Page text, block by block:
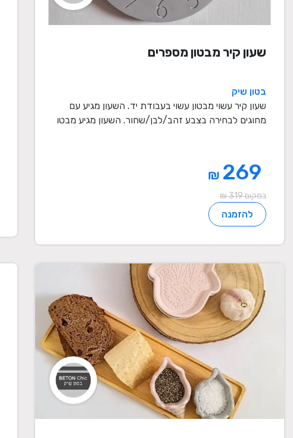
שעון קיר מבטון מספרים
בטון שיק
שעון קיר עשוי מבטון עשוי בעבודת יד. השעון מגיע עם
מחוגים לבחירה בצבע זהב/לבן/שחור. השעון מגיע מבטו
₪
במקום 319 ₪
להזמנה